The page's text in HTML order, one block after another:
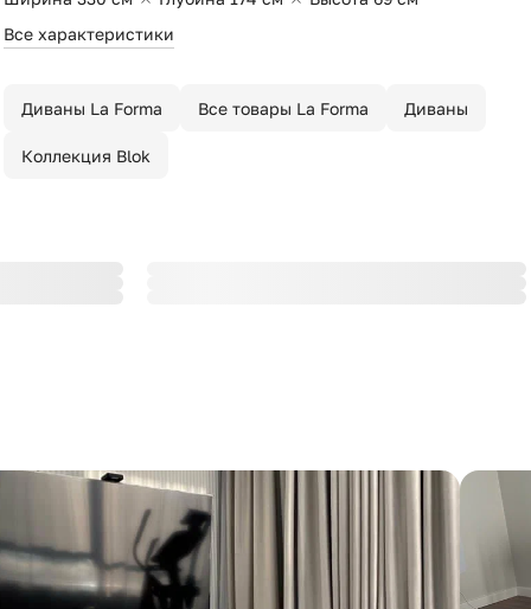
Все характеристики
Диваны La Forma Все товары La Forma Диваны
Коллекция Blok